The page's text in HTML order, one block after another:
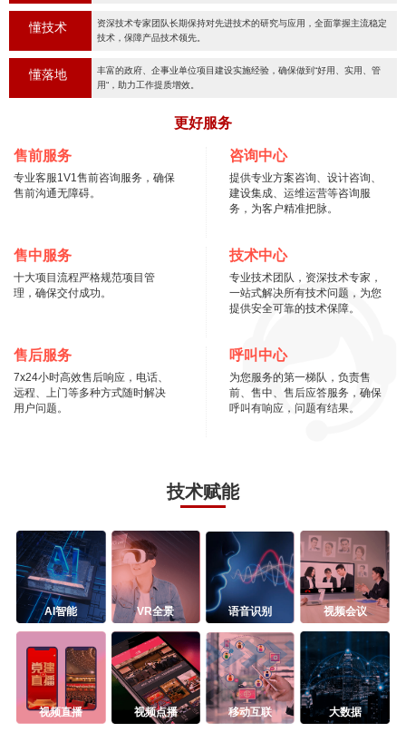
懂技术
资深技术专家团队长期保持对先进技术的研究与应用，全面掌握主流稳定
技术，保障产品技术领先。
懂落地
丰富的政府、企事业单位项目建设实施经验，确保做到“好用、实用、管
用“，助力工作提质增效。
更好服务
售前服务
专业客服1V1售前咨询服务，确保
售前沟通无障碍。
咨询中心
提供专业方案咨询、设计咨询、
建设集成、运维运营等咨询服
务，为客户精准把脉。
售中服务
十大项目流程严格规范项目管
理，确保交付成功。
技术中心
专业技术团队，资深技术专家，
一站式解决所有技术问题，为您
提供安全可靠的技术保障。
售后服务
7x24小时高效售后响应，电话、
远程、上门等多种方式随时解决
用户问题。
呼叫中心
为您服务的第一梯队，负责售
前、售中、售后应答服务，确保
呼叫有响应，问题有结果。
技术赋能
AI智能 VR全景 语音识别 视频会议
视频直播 视频点播 移动互联 大数据